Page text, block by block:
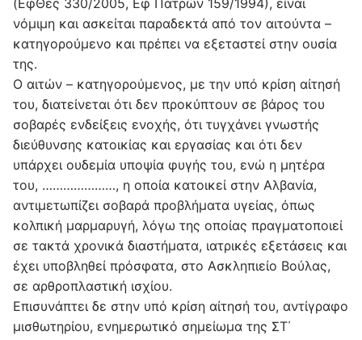
(ΕφΘες 330/2005, Εφ Πατρών 159/1994), είναι
νόμιμη και ασκείται παραδεκτά από τον αιτούντα –
κατηγορούμενο και πρέπει να εξεταστεί στην ουσία
της.
Ο αιτών – κατηγορούμενος, με την υπό κρίση αίτησή
του, διατείνεται ότι δεν προκύπτουν σε βάρος του
σοβαρές ενδείξεις ενοχής, ότι τυγχάνει γνωστής
διεύθυνσης κατοικίας και εργασίας και ότι δεν
υπάρχει ουδεμία υποψία φυγής του, ενώ η μητέρα
του, …………………, η οποία κατοικεί στην Αλβανία,
αντιμετωπίζει σοβαρά προβλήματα υγείας, όπως
κολπική μαρμαρυγή, λόγω της οποίας πραγματοποιεί
σε τακτά χρονικά διαστήματα, ιατρικές εξετάσεις και
έχει υποβληθεί πρόσφατα, στο Ασκληπιείο Βούλας,
σε αρθροπλαστική ισχίου.
Επισυνάπτει δε στην υπό κρίση αίτησή του, αντίγραφο
μισθωτηρίου, ενημερωτικό σημείωμα της ΣΤ΄